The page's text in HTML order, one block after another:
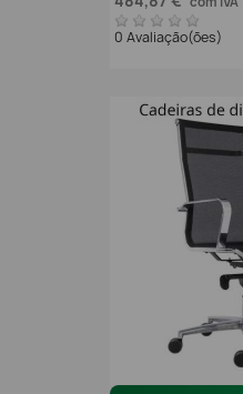
0 Avaliação(ões)